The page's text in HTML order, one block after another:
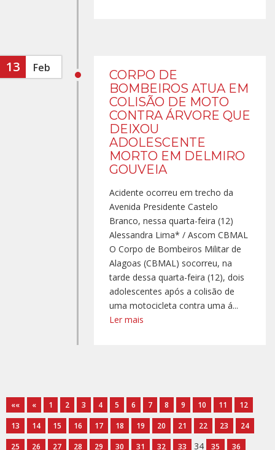
13 Feb
CORPO DE
BOMBEIROS ATUA EM
COLISÃO DE MOTO
CONTRA ÁRVORE QUE
DEIXOU
ADOLESCENTE
MORTO EM DELMIRO
GOUVEIA
Acidente ocorreu em trecho da
Avenida Presidente Castelo
Branco, nessa quarta-feira (12)
Alessandra Lima* / Ascom CBMAL
O Corpo de Bombeiros Militar de
Alagoas (CBMAL) socorreu, na
tarde dessa quarta-feira (12), dois
adolescentes após a colisão de
uma motocicleta contra uma á...
Ler mais
«« « 1 2 3 4 5 6 7 8 9 10 11
12
13
14 15 16 17 18 19 20 21 22 23
24
25
26 27 28 29 30 31 32 33 34 35
36